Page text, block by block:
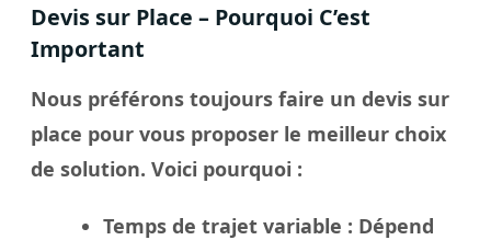
Devis sur Place – Pourquoi C’est
Important
Nous préférons toujours faire un devis sur
place pour vous proposer le meilleur choix
de solution. Voici pourquoi :
Temps de trajet variable : Dépend